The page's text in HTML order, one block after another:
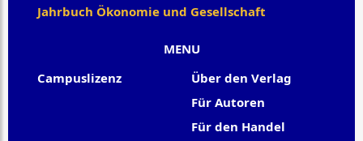
MENU
Campuslizenz
Über den Verlag
Für Autoren
Für den Handel
Jahrbuch Ökonomie und Gesellschaft